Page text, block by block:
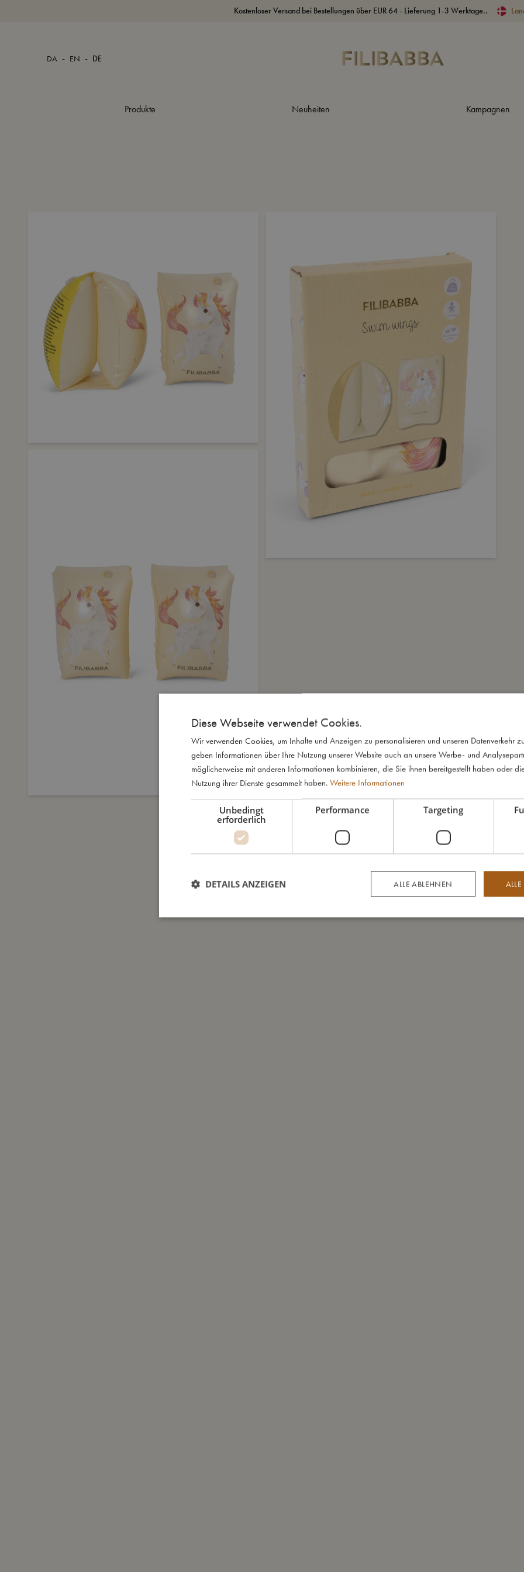
Kostenloser Versand bei Bestellungen über EUR 64 - Lieferung 1-3 Werktage..
DA - EN - DE
Produkte Neuheiten Kampagnen
Diese Webseite verwendet Cookies.
Wir verwenden Cookies, um Inhalte und Anzeigen zu personalisieren und unseren Datenverkehr
geben Informationen über Ihre Nutzung unserer Website auch an unsere Werbe- und
möglicherweise mit anderen Informationen kombinieren, die Sie ihnen bereitgestellt haben oder
Nutzung ihrer Dienste gesammelt haben. Weitere Informationen
Unbedingt
erforderlich
Performance Targeting
ALLE ABLEHNEN
DETAILS ANZEIGEN